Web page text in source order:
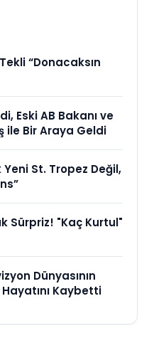
“Donacaksın
Eski AB Bakanı ve
ile Bir Araya Geldi
Yeni St. Tropez Değil,
Sürpriz! "Kaç Kurtul"
Dünyasının
Kaybetti